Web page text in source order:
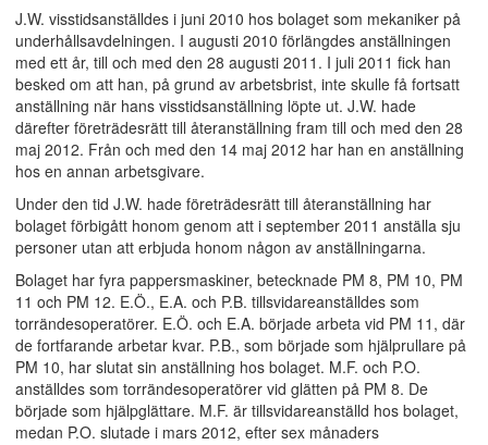
J.W. visstidsanställdes i juni 2010 hos bolaget som mekaniker på
underhållsavdelningen. I augusti 2010 förlängdes anställningen
med ett år, till och med den 28 augusti 2011. I juli 2011 fick han
besked om att han, på grund av arbetsbrist, inte skulle få fortsatt
anställning när hans visstidsanställning löpte ut. J.W. hade
därefter företrädesrätt till återanställning fram till och med den 28
maj 2012. Från och med den 14 maj 2012 har han en anställning
hos en annan arbetsgivare.
Under den tid J.W. hade företrädesrätt till återanställning har
bolaget förbigått honom genom att i september 2011 anställa sju
personer utan att erbjuda honom någon av anställningarna.
Bolaget har fyra pappersmaskiner, betecknade PM 8, PM 10, PM
11 och PM 12. E.Ö., E.A. och P.B. tillsvidareanställdes som
torrändesoperatörer. E.Ö. och E.A. började arbeta vid PM 11, där
de fortfarande arbetar kvar. P.B., som började som hjälprullare på
PM 10, har slutat sin anställning hos bolaget. M.F. och P.O.
anställdes som torrändesoperatörer vid glätten på PM 8. De
började som hjälpglättare. M.F. är tillsvidareanställd hos bolaget,
medan P.O. slutade i mars 2012, efter sex månaders